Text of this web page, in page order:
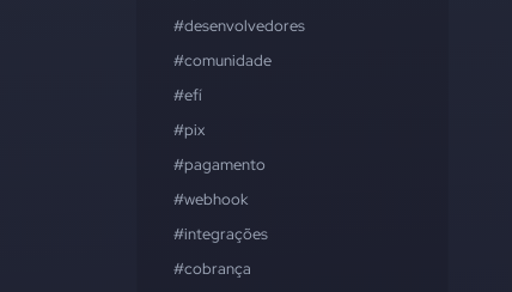
#desenvolvedores
#comunidade
#efí
#pix
#pagamento
#webhook
#integrações
#cobrança